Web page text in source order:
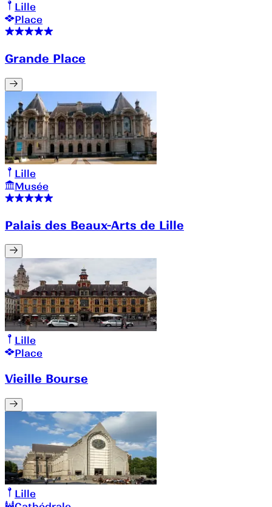
Lille
Place
Grande Place
Lille
Musée
Palais des Beaux-Arts de Lille
Lille
Place
Vieille Bourse
Lille